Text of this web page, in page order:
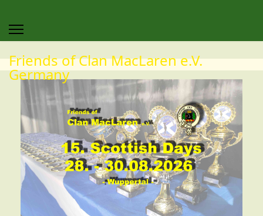
Friends of Clan MacLaren e.V.
Germany